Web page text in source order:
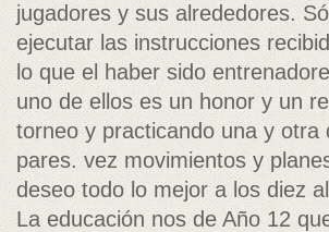
jugadores y sus alrededores.
ejecutar las instrucciones
lo que el haber sido
uno de ellos es un honor y un
torneo y practicando una y
pares. vez movimientos y
deseo todo lo mejor a los diez
La educación nos de Año 12